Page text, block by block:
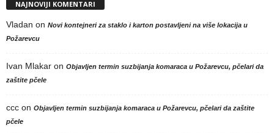
NAJNOVIJI KOMENTARI
Vladan on Novi kontejneri za staklo i karton postavljeni na više lokacija u
Požarevcu
Ivan Mlakar on Objavljen termin suzbijanja komaraca u Požarevcu, pčelari da
zaštite pčele
ccc on Objavljen termin suzbijanja komaraca u Požarevcu, pčelari da zaštite
pčele